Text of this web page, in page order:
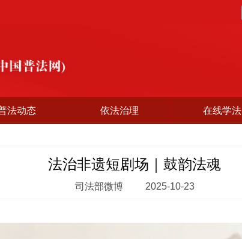
法动态 依法治理 在线学法
法治非遗短剧场｜鼓韵法魂
司法部微博 2025-10-23